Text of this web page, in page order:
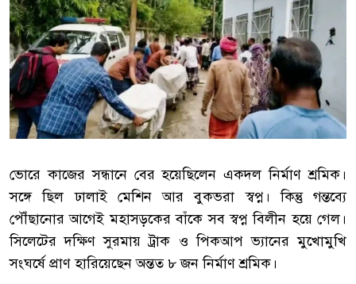
ভোরে কাজের সন্ধানে বের হয়েছিলেন একদল নির্মাণ শ্রমিক।
সঙ্গে ছিল ঢালাই মেশিন আর বুকভরা স্বপ্ন। কিন্তু গন্তব্যে
পৌঁছানোর আগেই মহাসড়কের বাঁকে সব স্বপ্ন বিলীন হয়ে গেল।
সিলেটের দক্ষিণ সুরমায় ট্রাক ও পিকআপ ভ্যানের মুখোমুখি
সংঘর্ষে প্রাণ হারিয়েছেন অন্তত ৮ জন নির্মাণ শ্রমিক।